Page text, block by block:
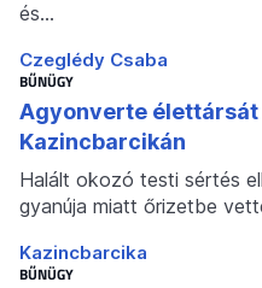
és…
Czeglédy Csaba
BŰNÜGY
Agyonverte
Kazincbarcikán
Halált okozó testi sértés
gyanúja miatt őrizetbe
Kazincbarcika
BŰNÜGY